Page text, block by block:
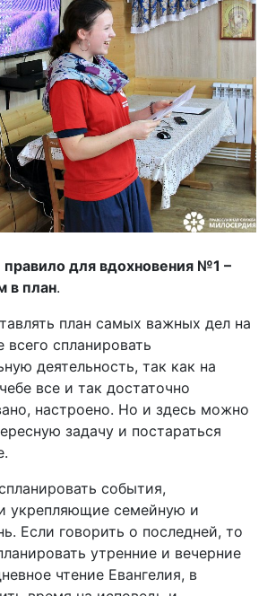
правило для вдохновения №1 –
в план.
план самых важных дел на
спланировать
деятельность, так как на
все и так достаточно
настроено. Но и здесь можно
задачу и постараться
события,
укрепляющие семейную и
Если говорить о последней, то
утренние и вечерние
чтение Евангелия, в